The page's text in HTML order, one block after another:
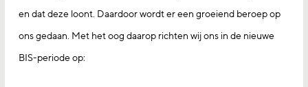
en dat deze loont. Daardoor wordt er een groeiend beroep op
ons gedaan. Met het oog daarop richten wij ons in de nieuwe
BIS-periode op: